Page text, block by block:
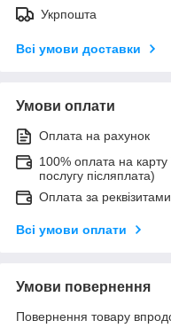
Укрпошта
Всі умови доставки
Умови оплати
Оплата на рахунок
100% оплата на
послугу післяплата)
Оплата за реквізитами
Всі умови оплати
Умови повернення
Повернення товару